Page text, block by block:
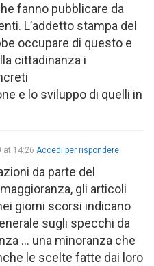
fanno pubblicare da
L’addetto stampa del
occupare di questo e
cittadinanza i
e lo sviluppo di quelli in
at 14:26 Accedi per rispondere
da parte del
gli articoli
giorni scorsi indicano
sugli specchi da
… una minoranza che
le scelte fatte dai loro